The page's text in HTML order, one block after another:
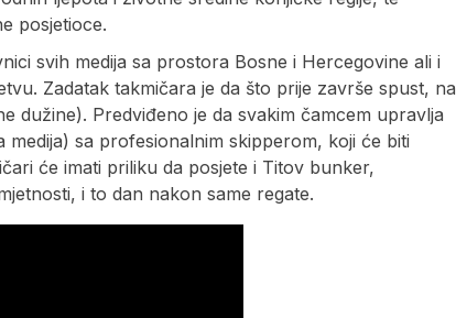
posjetioce.
svih medija sa prostora Bosne i Hercegovine ali i
Zadatak takmičara je da što prije završe spust, na
dužine). Predviđeno je da svakim čamcem upravlja
sa profesionalnim skipperom, koji će biti
će imati priliku da posjete i Titov bunker,
i to dan nakon same regate.